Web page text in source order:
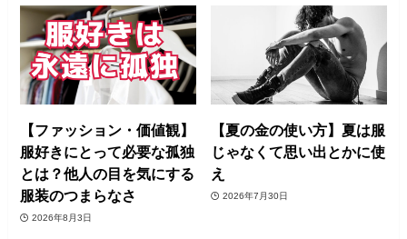
【ファッション・価値観】
服好きにとって必要な孤独
とは？他人の目を気にする
服装のつまらなさ
2026年8月3日
【夏の金の使い方】夏は服
じゃなくて思い出とかに使
え
2026年7月30日